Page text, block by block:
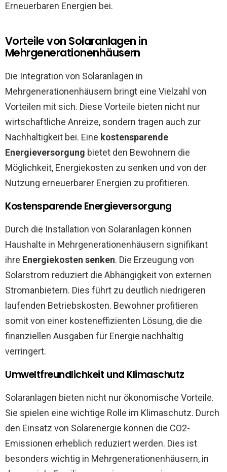
Erneuerbaren Energien bei.
Vorteile von Solaranlagen in
Mehrgenerationenhäusern
Die Integration von Solaranlagen in
Mehrgenerationenhäusern bringt eine Vielzahl von
Vorteilen mit sich. Diese Vorteile bieten nicht nur
wirtschaftliche Anreize, sondern tragen auch zur
Nachhaltigkeit bei. Eine kostensparende
Energieversorgung bietet den Bewohnern die
Möglichkeit, Energiekosten zu senken und von der
Nutzung erneuerbarer Energien zu profitieren.
Kostensparende Energieversorgung
Durch die Installation von Solaranlagen können
Haushalte in Mehrgenerationenhäusern signifikant
ihre Energiekosten senken. Die Erzeugung von
Solarstrom reduziert die Abhängigkeit von externen
Stromanbietern. Dies führt zu deutlich niedrigeren
laufenden Betriebskosten. Bewohner profitieren
somit von einer kosteneffizienten Lösung, die die
finanziellen Ausgaben für Energie nachhaltig
verringert.
Umweltfreundlichkeit und Klimaschutz
Solaranlagen bieten nicht nur ökonomische Vorteile.
Sie spielen eine wichtige Rolle im Klimaschutz. Durch
den Einsatz von Solarenergie können die CO2-
Emissionen erheblich reduziert werden. Dies ist
besonders wichtig in Mehrgenerationenhäusern, in